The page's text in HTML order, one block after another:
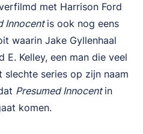
met Harrison Ford
Innocent is ook nog eens
waarin Jake Gyllenhaal
E. Kelley, een man die veel
series op zijn naam
Presumed Innocent in
komen.